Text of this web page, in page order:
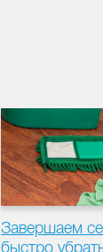
Завершаем
быстро